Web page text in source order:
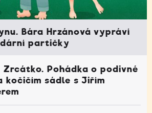
Bára Hrzánová vypráví
partičky
Zrcátko. Pohádka o podivné
kočičím sádle s Jiřím